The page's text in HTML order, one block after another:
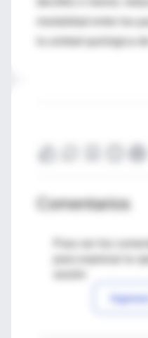
la unidad quirúrgica
Comentarios
Para ver los